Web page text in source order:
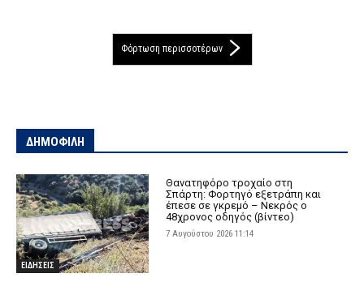
Φόρτωση περισσοτέρων
ΔΗΜΟΦΙΛΗ
ΕΙΔΗΣΕΙΣ
Θανατηφόρο τροχαίο στη
Σπάρτη: Φορτηγό εξετράπη και
έπεσε σε γκρεμό – Νεκρός ο
48χρονος οδηγός (βίντεο)
7 Αυγούστου 2026 11:14